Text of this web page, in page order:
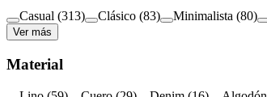
Casual (313) Clásico (83) Minimalista (80)
Ver más
Material